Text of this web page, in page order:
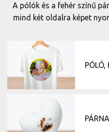
A pólók és a fehér színű
mind két oldalra képet
PÓLÓ,
PÁRNA